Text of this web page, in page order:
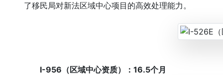
了移民局对新法区域中心项目的高效处理能力。
I-956（区域中心资质）：16.5个月